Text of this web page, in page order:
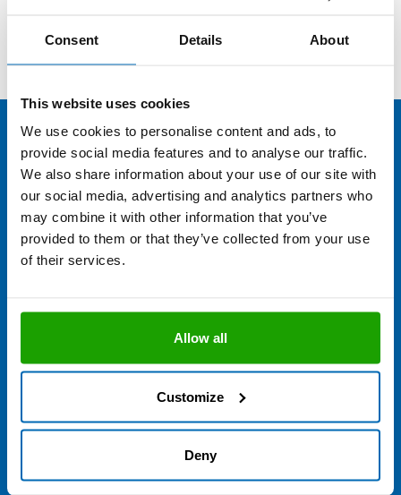
Consent Details About
This website uses cookies
We use cookies to personalise content and ads, to
provide social media features and to analyse our traffic.
We also share information about your use of our site with
our social media, advertising and analytics partners who
may combine it with other information that you’ve
provided to them or that they’ve collected from your use
of their services.
Allow all
Customize
Deny
Sie haben eine Frage zu "Glas-
Fenster-Fassade"?
Unsere Anwendungsberatung ist Mo. - Do. von 7.00 bis 16.00
Ihre Anfrage.